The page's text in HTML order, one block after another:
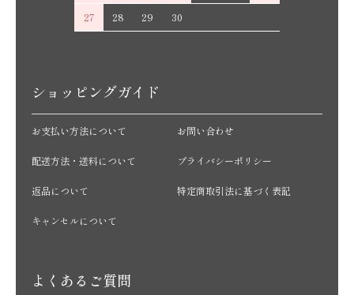
27
28 29 30
ショッピングガイド
お支払い方法について
配送方法・送料について
返品について
キャンセルについて
お問い合わせ
プライバシーポリシー
特定商取引法に基づく表記
よくあるご質問